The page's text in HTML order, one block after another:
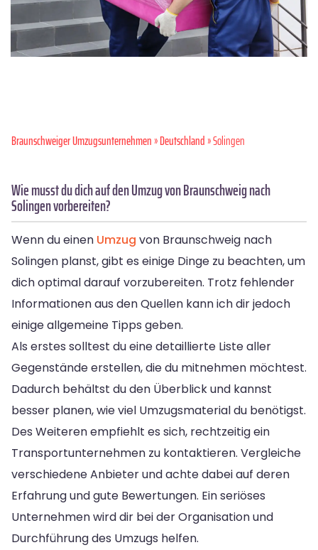
Braunschweiger Umzugsunternehmen»Deutschland» Solingen
Wie musst du dich auf den Umzug von Braunschweig nach
Solingen vorbereiten?
Wenn du einen Umzug von Braunschweig nach
Solingen planst, gibt es einige Dinge zu beachten, um
dich optimal darauf vorzubereiten. Trotz fehlender
Informationen aus den Quellen kann ich dir jedoch
einige allgemeine Tipps geben.
Als erstes solltest du eine detaillierte Liste aller
Gegenstände erstellen, die du mitnehmen möchtest.
Dadurch behältst du den Überblick und kannst
besser planen, wie viel Umzugsmaterial du benötigst.
Des Weiteren empfiehlt es sich, rechtzeitig ein
Transportunternehmen zu kontaktieren. Vergleiche
verschiedene Anbieter und achte dabei auf deren
Erfahrung und gute Bewertungen. Ein seriöses
Unternehmen wird dir bei der Organisation und
Durchführung des Umzugs helfen.